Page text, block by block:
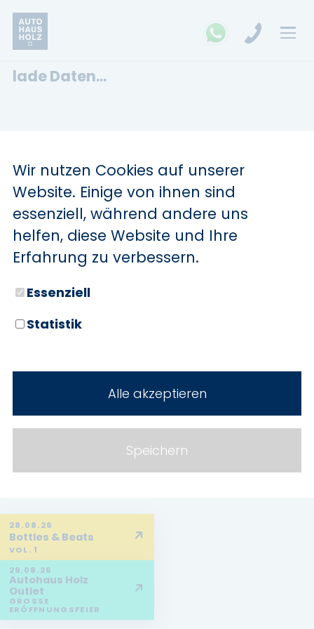
lade Daten...
28.08.26
Bottles & Beats
VOL. 1
↗
29.08.26
Autohaus Holz
Outlet
GROSSE E
RÖFFNUNGSFEIER
↗
Wir nutzen Cookies auf unserer
Website. Einige von ihnen sind
essenziell, während andere uns
helfen, diese Website und Ihre
Erfahrung zu verbessern.
Essenziell
Statistik
Alle akzeptieren
Speichern